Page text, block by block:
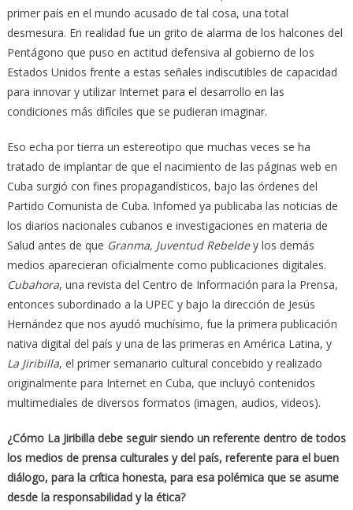
primer país en el mundo acusado de tal cosa, una total
desmesura. En realidad fue un grito de alarma de los halcones del
Pentágono que puso en actitud defensiva al gobierno de los
Estados Unidos frente a estas señales indiscutibles de capacidad
para innovar y utilizar Internet para el desarrollo en las
condiciones más difíciles que se pudieran imaginar.
Eso echa por tierra un estereotipo que muchas veces se ha
tratado de implantar de que el nacimiento de las páginas web en
Cuba surgió con fines propagandísticos, bajo las órdenes del
Partido Comunista de Cuba. Infomed ya publicaba las noticias de
los diarios nacionales cubanos e investigaciones en materia de
Salud antes de que Granma, Juventud Rebeldey los demás
medios aparecieran oficialmente como publicaciones digitales.
Cubahora, una revista del Centro de Información para la Prensa,
entonces subordinado a la UPEC y bajo la dirección de Jesús
Hernández que nos ayudó muchísimo, fue la primera publicación
nativa digital del país y una de las primeras en América Latina, y
La Jiribilla, el primer semanario cultural concebido y realizado
originalmente para Internet en Cuba, que incluyó contenidos
multimediales de diversos formatos (imagen, audios, videos).
¿Cómo La Jiribilla debe seguir siendo un referente dentro de todos
los medios de prensa culturales y del país, referente para el buen
diálogo, para la crítica honesta, para esa polémica que se asume
desde la responsabilidad y la ética?